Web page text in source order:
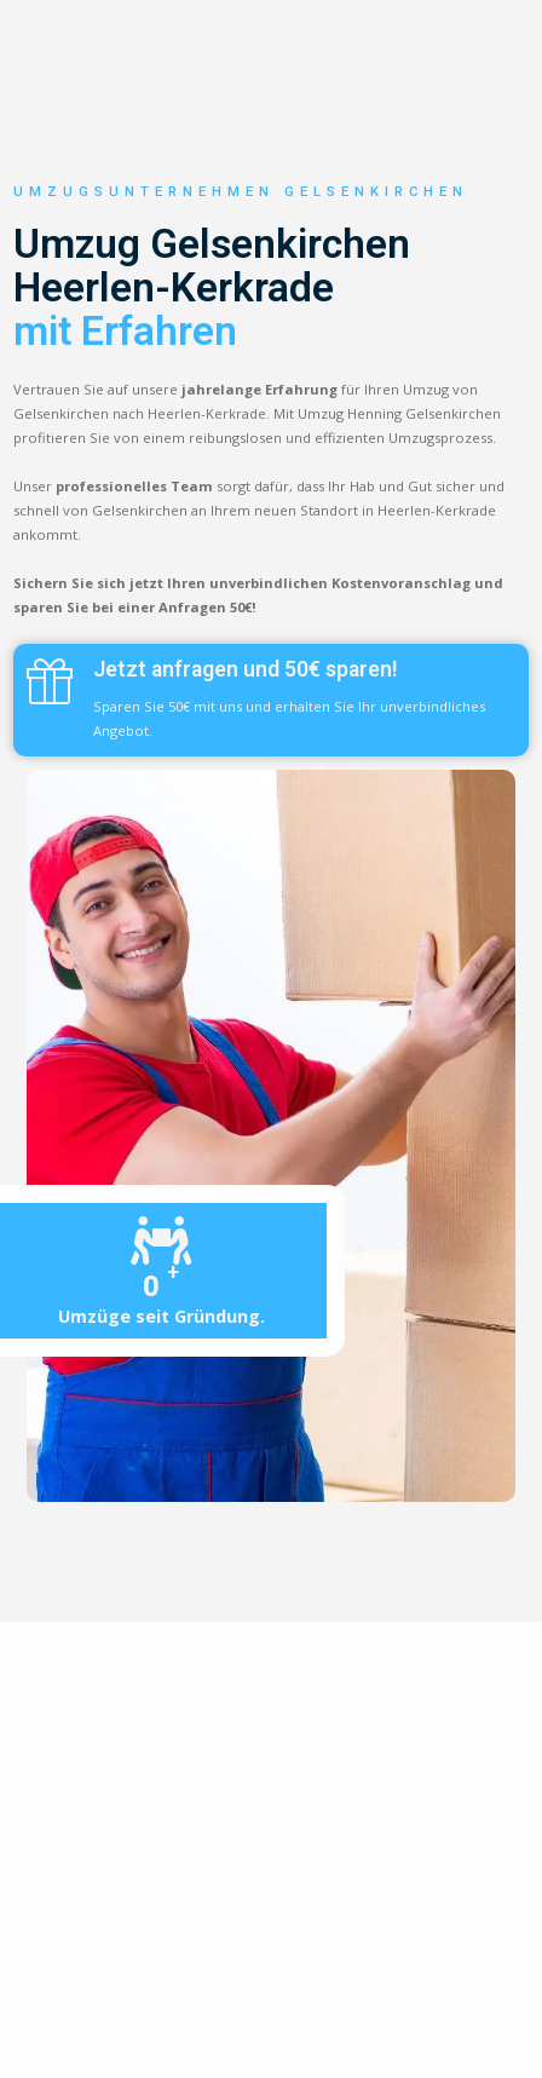
0 +
Umzüge seit Gründung.
UMZUGSUNTERNEHMEN GELSENKIRCHEN
Umzug Gelsenkirchen
Heerlen-Kerkrade
mit Erfahren
Vertrauen Sie auf unsere jahrelange Erfahrung für Ihren Umzug von
Gelsenkirchen nach Heerlen-Kerkrade. Mit Umzug Henning Gelsenkirchen
profitieren Sie von einem reibungslosen und effizienten Umzugsprozess.
Unser professionelles Team sorgt dafür, dass Ihr Hab und Gut sicher und
schnell von Gelsenkirchen an Ihrem neuen Standort in Heerlen-Kerkrade
ankommt.
Sichern Sie sich jetzt Ihren unverbindlichen Kostenvoranschlag und
sparen Sie bei einer Anfragen 50€!
Jetzt anfragen und 50€ sparen!
Sparen Sie 50€ mit uns und erhalten Sie Ihr unverbindliches
Angebot.